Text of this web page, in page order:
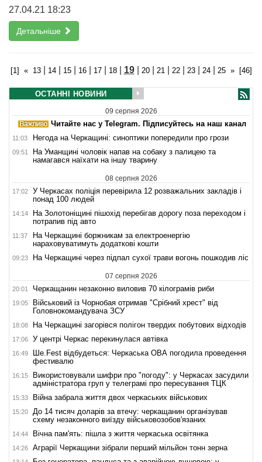
27.04.21 18:23
Детальніше
[1] « 13| 14| 15| 16| 17| 18| 19| 20| 21 22| 23| 24| 25 » [46]
ОСТАННІ НОВИНИ
09 серпня 2026
Читайте нас у Telegram. Підписуйтесь на наш канал
11:03 Негода на Черкащині: синоптики попередили про грози
09:51
На Уманщині чоловік напав на собаку з палицею та
намагався наїхати на іншу тварину
08 серпня 2026
17:02
У Черкасах поліція перевірила 12 розважальних закладів і
понад 100 людей
14:14
На Золотоніщині пішохід перебігав дорогу поза переходом і
потрапив під авто
11:37
На Черкащині боржникам за електроенергію
нараховуватимуть додаткові кошти
09:23 На Черкащині через підпал сухої трави вогонь пошкодив ліс
07 серпня 2026
20:01 Черкащанин незаконно виловив 70 кілограмів риби
19:05
Військовий із Чорнобая отримав "Срібний хрест" від
Головнокомандувача ЗСУ
18:08 На Черкащині загорівся полігон твердих побутових відходів
17:06 У центрі Черкас перекинулася автівка
16:49
Ше.Fest відбудеться: Черкаська ОВА погодила проведення
фестивалю
16:15
Використовували шифри про "погоду": у Черкасах засудили
адміністратора груп у телеграмі про пересування ТЦК
15:33 Війна забрала життя двох черкаських військових
15:20
До 14 тисяч доларів за втечу: черкащанин організував
схему незаконного виїзду військовозобов'язаних
14:44 Вічна пам'ять: пішла з життя черкаська освітянка
14:26 Аграрії Черкащини зібрали перший мільйон тонн зерна